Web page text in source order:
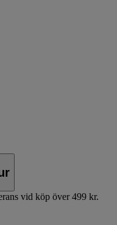
vid köp över 499 kr.